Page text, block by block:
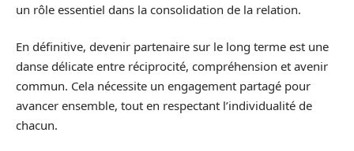
un rôle essentiel dans la consolidation de la relation.
En définitive, devenir partenaire sur le long terme est une
danse délicate entre réciprocité, compréhension et avenir
commun. Cela nécessite un engagement partagé pour
avancer ensemble, tout en respectant l’individualité de
chacun.